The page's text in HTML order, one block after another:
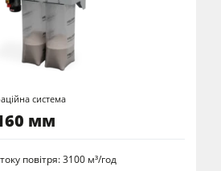
система
мм
повітря: 3100 м³/год